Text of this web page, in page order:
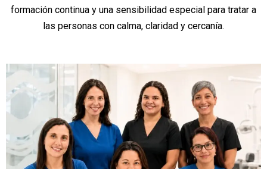
formación continua y una sensibilidad especial para tratar a
las personas con calma, claridad y cercanía.